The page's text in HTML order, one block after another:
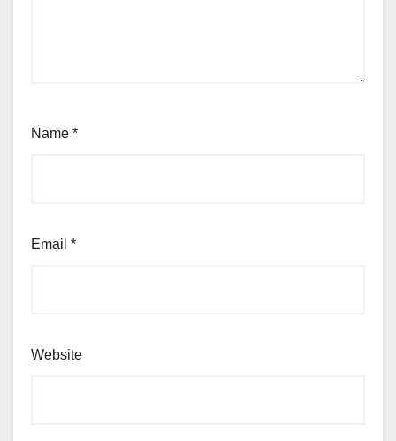
Name *
Email *
Website